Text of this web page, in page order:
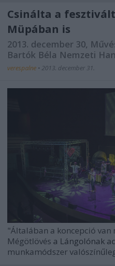
Csinálta a
Müpában is
2013. december 30,
Bartók Béla Nemzeti
verespalne • 2013. december 31.
"Általában a koncepció van
Mégötlövés a Lángolónak
munkamódszer